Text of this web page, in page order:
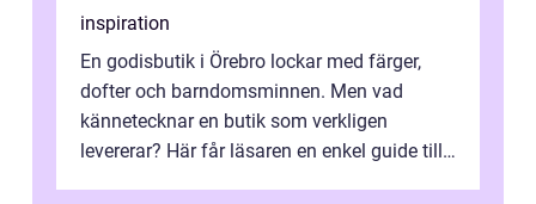
inspiration
En godisbutik i Örebro lockar med färger,
dofter och barndomsminnen. Men vad
kännetecknar en butik som verkligen
levererar? Här får läsaren en enkel guide till